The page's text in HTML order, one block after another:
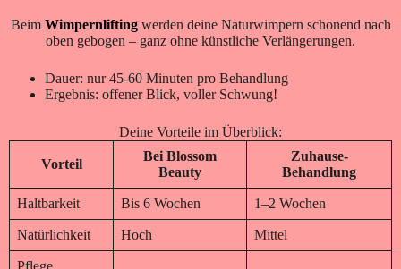
Beim Wimpernliftingwerden deine Naturwimpern schonend nach
oben gebogen – ganz ohne künstliche Verlängerungen.
Dauer: nur 45-60 Minuten pro Behandlung
Ergebnis: offener Blick, voller Schwung!
Deine Vorteile im Überblick:
Vorteil
Bei Blossom
Beauty
Zuhause-
Behandlung
Haltbarkeit Bis 6 Wochen 1–2 Wochen
Natürlichkeit Hoch Mittel
Pflege